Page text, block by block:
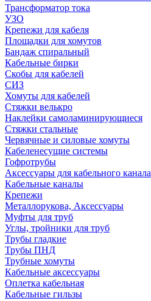
Трансформатор тока
УЗО
Крепежи для кабеля
Площадки для хомутов
Бандаж спиральный
Кабельные бирки
Cкобы для кабелей
СИЗ
Хомуты для кабелей
Стяжки велькро
Наклейки самоламинирующиеся
Стяжки стальные
Червячные и силовые хомуты
Кабеленесущие системы
Гофротрубы
Аксессуары для кабельного канала
Кабельные каналы
Крепежи
Металлорукова, Аксессуары
Муфты для труб
Углы, тройники для труб
Трубы гладкие
Трубы ПНД
Трубные хомуты
Кабельные аксессуары
Оплетка кабельная
Кабельные гильзы